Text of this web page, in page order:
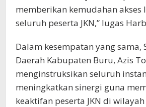
memberikan kemudahan akses
seluruh peserta JKN,” lugas
Dalam kesempatan yang sama,
Daerah Kabupaten Buru, Azis
menginstruksikan seluruh
meningkatkan sinergi guna
keaktifan peserta JKN di